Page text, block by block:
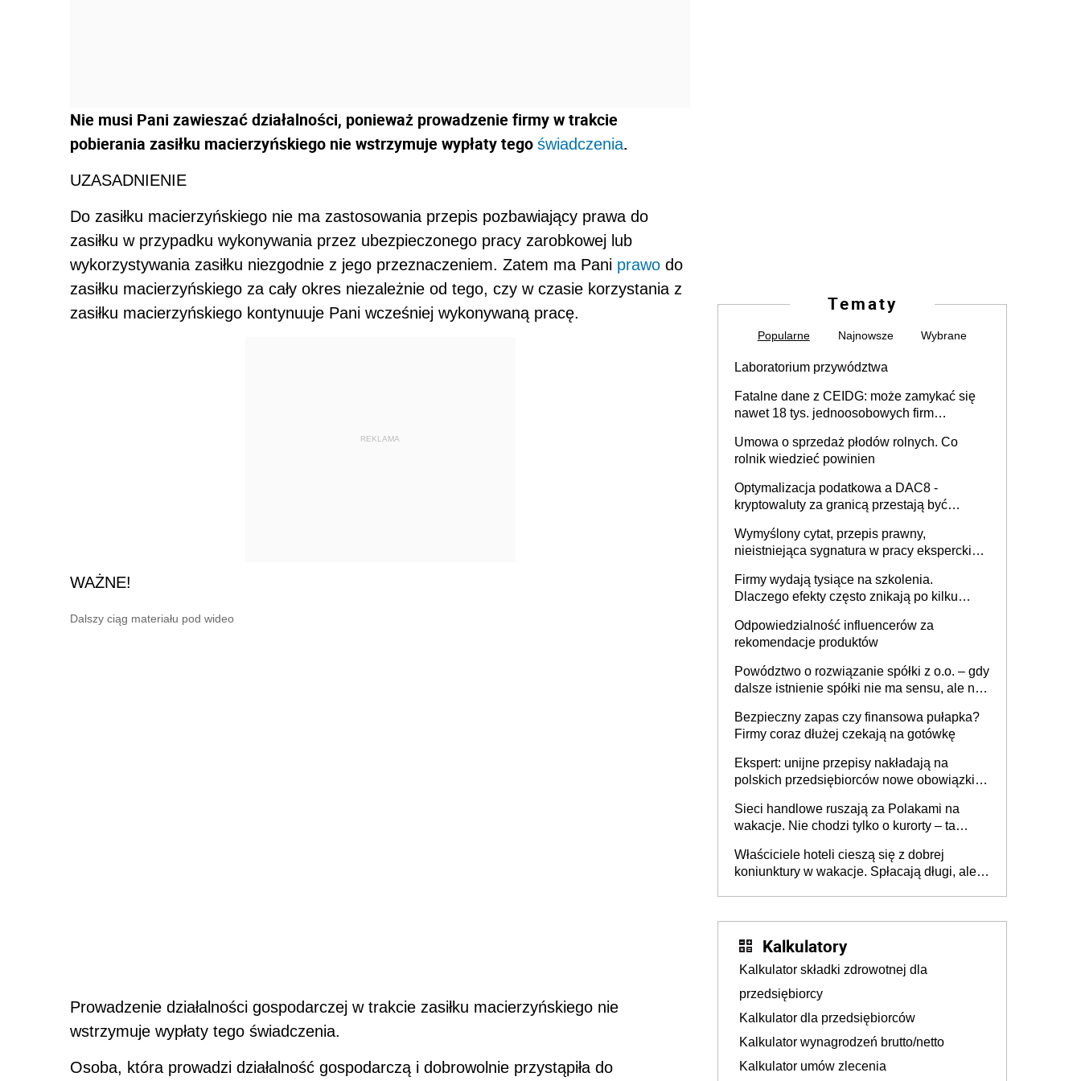
Nie musi Pani zawieszać działalności, ponieważ prowadzenie firmy w trakcie
pobierania zasiłku macierzyńskiego nie wstrzymuje wypłaty tego świadczenia.
UZASADNIENIE
Do zasiłku macierzyńskiego nie ma zastosowania przepis pozbawiający prawa do
zasiłku w przypadku wykonywania przez ubezpieczonego pracy zarobkowej lub
wykorzystywania zasiłku niezgodnie z jego przeznaczeniem. Zatem ma Pani prawo do
zasiłku macierzyńskiego za cały okres niezależnie od tego, czy w czasie korzystania z
zasiłku macierzyńskiego kontynuuje Pani wcześniej wykonywaną pracę.
REKLAMA
WAŻNE!
Dalszy ciąg materiału pod wideo
Prowadzenie działalności gospodarczej w trakcie zasiłku macierzyńskiego nie
wstrzymuje wypłaty tego świadczenia.
Osoba, która prowadzi działalność gospodarczą i dobrowolnie przystąpiła do
Tematy
Popularne Najnowsze Wybrane
Laboratorium przywództwa
Fatalne dane z CEIDG: może zamykać się
nawet 18 tys. jednoosobowych firm
Umowa o sprzedaż płodów rolnych. Co
rolnik wiedzieć powinien
Optymalizacja podatkowa a DAC8 -
kryptowaluty za granicą przestają być
Wymyślony cytat, przepis prawny,
nieistniejąca sygnatura w pracy eksperckiej -
firmie
Firmy wydają tysiące na szkolenia.
Dlaczego efekty często znikają po kilku
Odpowiedzialność influencerów za
rekomendacje produktów
Powództwo o rozwiązanie spółki z o.o. – gdy
dalsze istnienie spółki nie ma sensu, ale nie
Bezpieczny zapas czy finansowa pułapka?
Firmy coraz dłużej czekają na gotówkę
Ekspert: unijne przepisy nakładają na
polskich przedsiębiorców nowe obowiązki w
Sieci handlowe ruszają za Polakami na
wakacje. Nie chodzi tylko o kurorty – ta
tam, gdzie wielu spędzi urlop po cichu
Właściciele hoteli cieszą się z dobrej
koniunktury w wakacje. Spłacają długi, ale
Kalkulatory
Kalkulator składki zdrowotnej dla
przedsiębiorcy
Kalkulator dla przedsiębiorców
Kalkulator wynagrodzeń brutto/netto
Kalkulator umów zlecenia